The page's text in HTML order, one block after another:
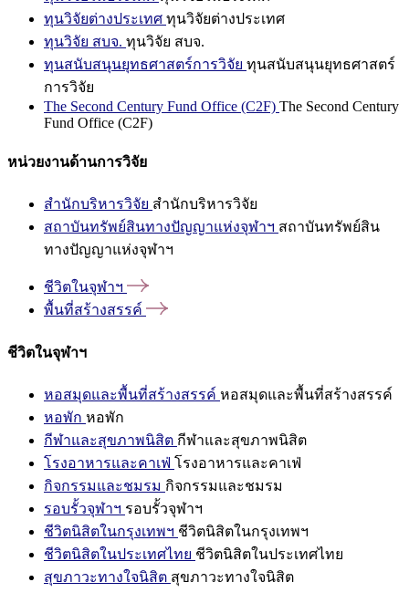
ทุนวิจัยต่างประเทศ ทุนวิจัยต่างประเทศ
ทุนวิจัย สบจ. ทุนวิจัย สบจ.
ทุนสนับสนุนยุทธศาสตร์การวิจัย ทุนสนับสนุนยุทธศาสตร์
การวิจัย
The Second Century Fund Office (C2F) The Second Century
Fund Office (C2F)
หน่วยงานด้านการวิจัย
สำนักบริหารวิจัย สำนักบริหารวิจัย
สถาบันทรัพย์สินทางปัญญาแห่งจุฬาฯ สถาบันทรัพย์สิน
ทางปัญญาแห่งจุฬาฯ
ชีวิตในจุฬาฯ
พื้นที่สร้างสรรค์
ชีวิตในจุฬาฯ
หอสมุดและพื้นที่สร้างสรรค์ หอสมุดและพื้นที่สร้างสรรค์
หอพัก หอพัก
กีฬาและสุขภาพนิสิต กีฬาและสุขภาพนิสิต
โรงอาหารและคาเฟ่ โรงอาหารและคาเฟ่
กิจกรรมและชมรม กิจกรรมและชมรม
รอบรั้วจุฬาฯ รอบรั้วจุฬาฯ
ชีวิตนิสิตในกรุงเทพฯ ชีวิตนิสิตในกรุงเทพฯ
ชีวิตนิสิตในประเทศไทย ชีวิตนิสิตในประเทศไทย
สุขภาวะทางใจนิสิต สุขภาวะทางใจนิสิต